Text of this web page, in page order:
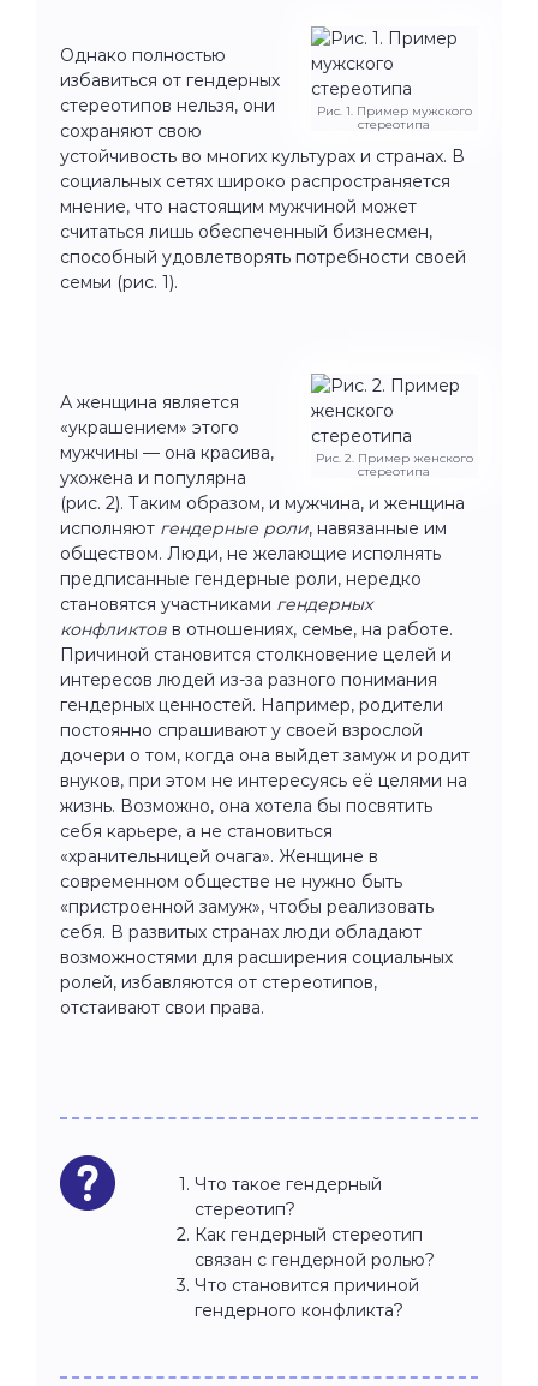
Рис. 1. Пример мужского
стереотипа
Однако полностью
избавиться от гендерных
стереотипов нельзя, они
сохраняют свою
устойчивость во многих культурах и странах. В
социальных сетях широко распространяется
мнение, что настоящим мужчиной может
считаться лишь обеспеченный бизнесмен,
способный удовлетворять потребности своей
семьи (рис. 1).
Рис. 2. Пример женского
стереотипа
А женщина является
«украшением» этого
мужчины — она красива,
ухожена и популярна
(рис. 2). Таким образом, и мужчина, и женщина
исполняют гендерные роли, навязанные им
обществом. Люди, не желающие исполнять
предписанные гендерные роли, нередко
становятся участниками гендерных
конфликтов в отношениях, семье, на работе.
Причиной становится столкновение целей и
интересов людей из-за разного понимания
гендерных ценностей. Например, родители
постоянно спрашивают у своей взрослой
дочери о том, когда она выйдет замуж и родит
внуков, при этом не интересуясь её целями на
жизнь. Возможно, она хотела бы посвятить
себя карьере, а не становиться
«хранительницей очага». Женщине в
современном обществе не нужно быть
«пристроенной замуж», чтобы реализовать
себя. В развитых странах люди обладают
возможностями для расширения социальных
ролей, избавляются от стереотипов,
отстаивают свои права.
Что такое гендерный
стереотип?
Как гендерный стереотип
связан с гендерной ролью?
Что становится причиной
гендерного конфликта?